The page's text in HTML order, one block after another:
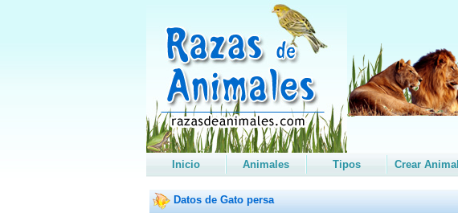
Inicio Animales Tipos Crear Animal
Datos de Gato persa